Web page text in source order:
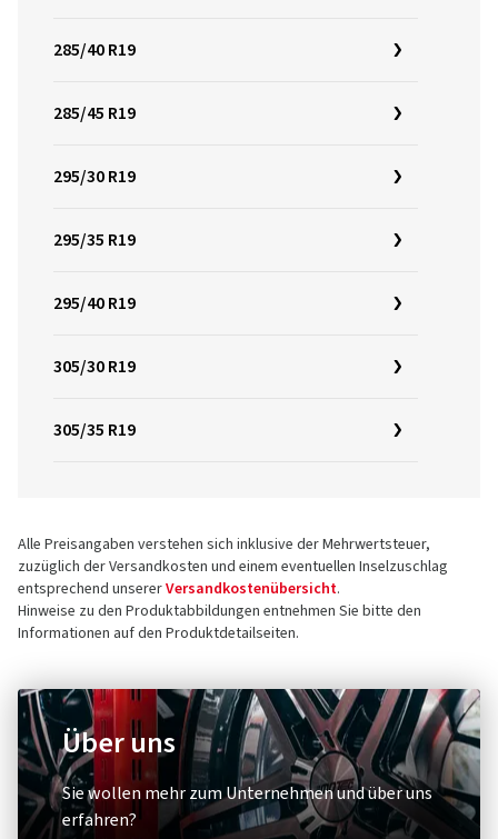
285/40 R19
285/45 R19
295/30 R19
295/35 R19
295/40 R19
305/30 R19
305/35 R19
Alle Preisangaben verstehen sich inklusive der Mehrwertsteuer,
zuzüglich der Versandkosten und einem eventuellen Inselzuschlag
entsprechend unsererVersandkostenübersicht.
Hinweise zu den Produktabbildungen entnehmen Sie bitte den
Informationen auf den Produktdetailseiten.
Über uns
Sie wollen mehr zum Unternehmen und über uns
erfahren?